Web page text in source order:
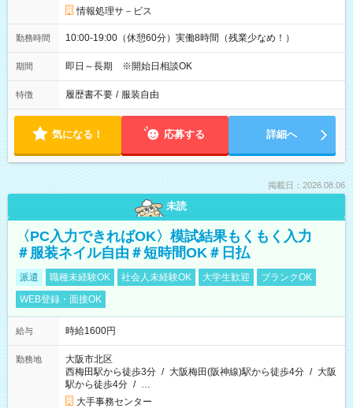
情報処理サ－ビス
勤務時間 10:00-19:00（休憩60分）実働8時間（残業少なめ！）
期間 即日～長期 ※開始日相談OK
特徴 履歴書不要 / 服装自由
気になる！ 応募する 詳細へ
掲載日：2026.08.06
未読
〈PC入力できればOK〉模試結果もくもく入力
＃服装ネイル自由＃短時間OK＃日払
派遣 職種未経験OK 社会人未経験OK 大学生歓迎
ブランクOK
WEB登録・面接OK
給与 時給1600円
勤務地
大阪市北区
西梅田駅から徒歩3分 / 大阪梅田(阪神線)駅から徒歩4分 / 大阪
駅から徒歩4分 / …
大手事務センター